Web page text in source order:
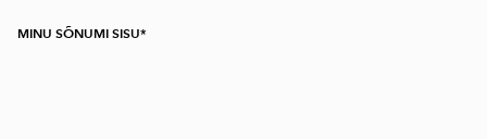
MINU SÕNUMI SISU